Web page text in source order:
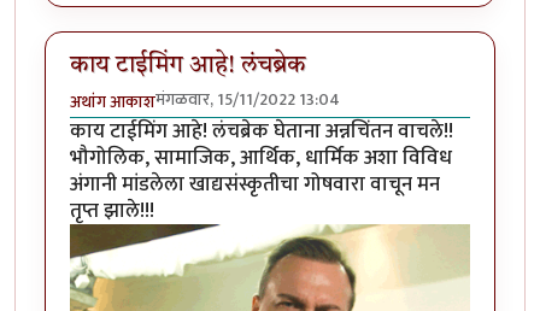
काय टाईमिंग आहे! लंचब्रेक
अथांग आकाशमंगळवार, 15/11/2022 13:04
काय टाईमिंग आहे! लंचब्रेक घेताना अन्नचिंतन वाचले!!
भौगोलिक, सामाजिक, आर्थिक, धार्मिक अशा विविध
अंगानी मांडलेला खाद्यसंस्कृतीचा गोषवारा वाचून मन
तृप्त झाले!!!